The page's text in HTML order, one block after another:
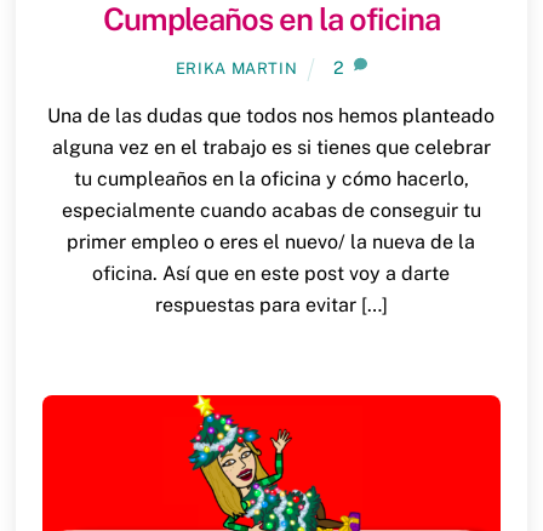
Cumpleaños en la oficina
ERIKA MARTIN 2
Una de las dudas que todos nos hemos planteado
alguna vez en el trabajo es si tienes que celebrar
tu cumpleaños en la oficina y cómo hacerlo,
especialmente cuando acabas de conseguir tu
primer empleo o eres el nuevo/ la nueva de la
oficina. Así que en este post voy a darte
respuestas para evitar […]